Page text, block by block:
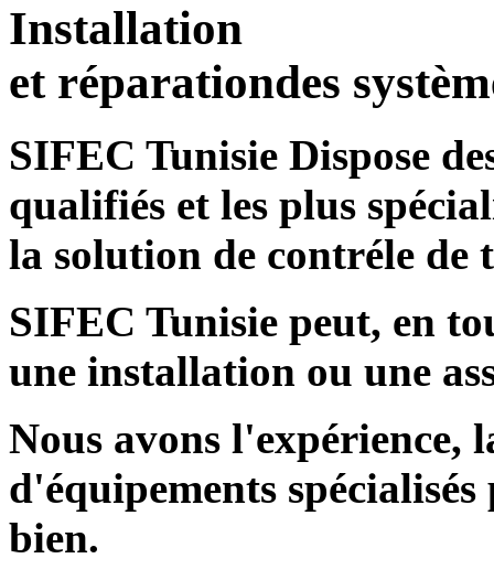
Installation
et réparationdes
SIFEC Tunisie Dispose
qualifiés et les plus
la solution de contréle de
SIFEC Tunisie peut, en
une installation ou une
Nous avons l'expérience,
d'équipements
bien.